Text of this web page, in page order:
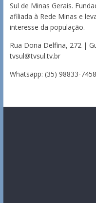
Sul de Minas Gerais.
afiliada à Rede Minas e
interesse da população.
Rua Dona Delfina, 272 |
tvsul@tvsul.tv.br
Whatsapp: (35) 98833-7458